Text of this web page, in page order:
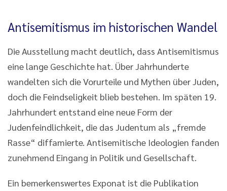
Antisemitismus im historischen Wandel
Die Ausstellung macht deutlich, dass Antisemitismus
eine lange Geschichte hat. Über Jahrhunderte
wandelten sich die Vorurteile und Mythen über Juden,
doch die Feindseligkeit blieb bestehen. Im späten 19.
Jahrhundert entstand eine neue Form der
Judenfeindlichkeit, die das Judentum als „fremde
Rasse“ diffamierte. Antisemitische Ideologien fanden
zunehmend Eingang in Politik und Gesellschaft.
Ein bemerkenswertes Exponat ist die Publikation